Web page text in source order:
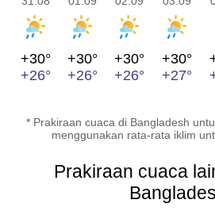
+30°
+26°
+30°
+26°
+30°
+26°
+30°
+27°
* Prakiraan cuaca di Bangladesh
menggunakan rata-rata iklim
Prakiraan cuaca